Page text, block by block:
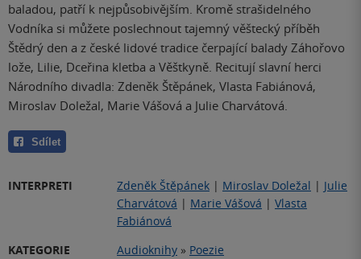
baladou, patří k nejpůsobivějším. Kromě strašidelného
Vodníka si můžete poslechnout tajemný věštecký příběh
Štědrý den a z české lidové tradice čerpající balady Záhořovo
lože, Lilie, Dceřina kletba a Věštkyně. Recitují slavní herci
Národního divadla: Zdeněk Štěpánek, Vlasta Fabiánová,
Miroslav Doležal, Marie Vášová a Julie Charvátová.
Sdílet
INTERPRETI Zdeněk Štěpánek | Miroslav Doležal | Julie
Charvátová | Marie Vášová | Vlasta
Fabiánová
KATEGORIE
Audioknihy » Poezie